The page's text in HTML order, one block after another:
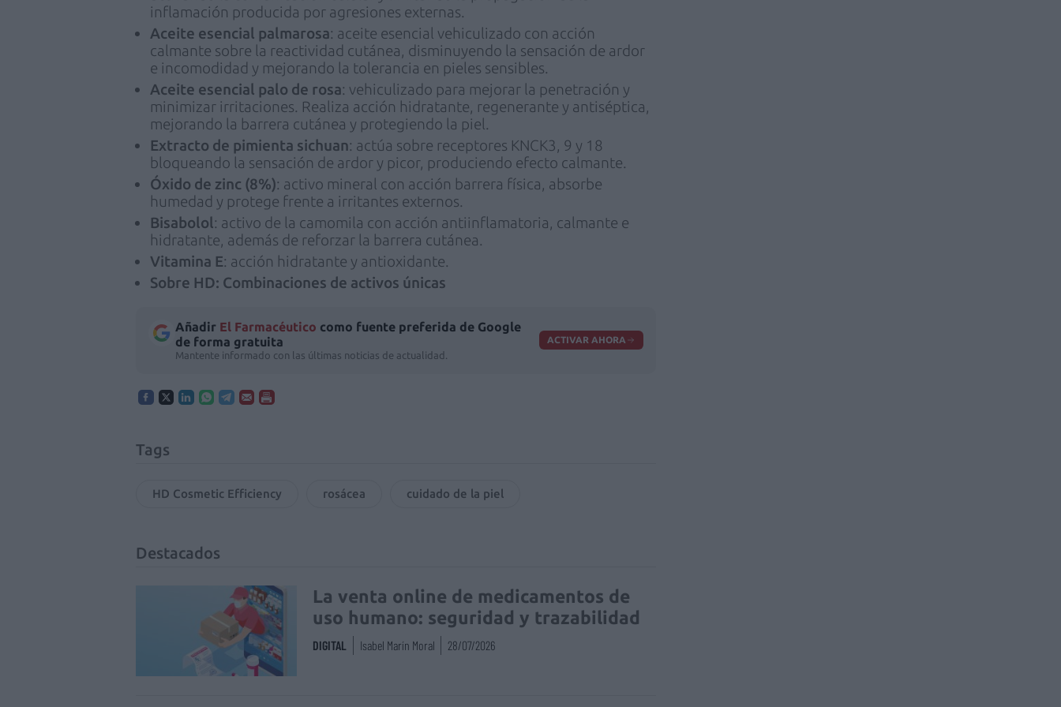
inflamación producida por agresiones externas.
Aceite esencial palmarosa: aceite esencial vehiculizado con acción
calmante sobre la reactividad cutánea, disminuyendo la sensación de ardor
e incomodidad y mejorando la tolerancia en pieles sensibles.
Aceite esencial palo de rosa: vehiculizado para mejorar la penetración y
minimizar irritaciones. Realiza acción hidratante, regenerante y antiséptica,
mejorando la barrera cutánea y protegiendo la piel.
Extracto de pimienta sichuan: actúa sobre receptores KNCK3, 9 y 18
bloqueando la sensación de ardor y picor, produciendo efecto calmante.
Óxido de zinc (8%): activo mineral con acción barrera física, absorbe
humedad y protege frente a irritantes externos.
Bisabolol: activo de la camomila con acción antiinflamatoria, calmante e
hidratante, además de reforzar la barrera cutánea.
Vitamina E: acción hidratante y antioxidante.
Sobre HD: Combinaciones de activos únicas
Añadir El Farmacéutico como fuente preferida de Google
de forma gratuita
Mantente informado con las últimas noticias de actualidad.
ACTIVAR AHORA
Tags
HD Cosmetic Efficiency rosácea cuidado de la piel
Destacados
La venta online de medicamentos de
uso humano: seguridad y trazabilidad
DIGITAL Isabel Marín Moral 28/07/2026